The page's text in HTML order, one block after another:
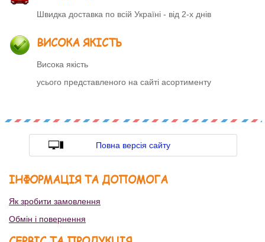
Швидка доставка по всій Україні - від 2-х днів
ВИСОКА ЯКІСТЬ
Висока якість
усього представленого на сайті асортименту
Повна версія сайту
ІНФОРМАЦІЯ ТА ДОПОМОГА
Як зробити замовлення
Обмін і повернення